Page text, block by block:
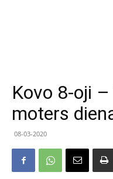
Kovo 8-oji
moters
08-03-2020